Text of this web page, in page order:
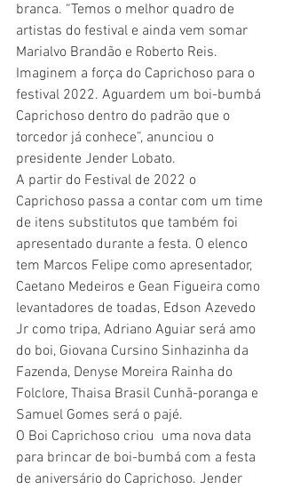
branca. “Temos o melhor quadro de
artistas do festival e ainda vem somar
Marialvo Brandão e Roberto Reis.
Imaginem a força do Caprichoso para o
festival 2022. Aguardem um boi-bumbá
Caprichoso dentro do padrão que o
torcedor já conhece”, anunciou o
presidente Jender Lobato.
A partir do Festival de 2022 o
Caprichoso passa a contar com um time
de itens substitutos que também foi
apresentado durante a festa. O elenco
tem Marcos Felipe como apresentador,
Caetano Medeiros e Gean Figueira como
levantadores de toadas, Edson Azevedo
Jr como tripa, Adriano Aguiar será amo
do boi, Giovana Cursino Sinhazinha da
Fazenda, Denyse Moreira Rainha do
Folclore, Thaisa Brasil Cunhã-poranga e
Samuel Gomes será o pajé.
O Boi Caprichoso criou  uma nova data
para brincar de boi-bumbá com a festa
de aniversário do Caprichoso. Jender